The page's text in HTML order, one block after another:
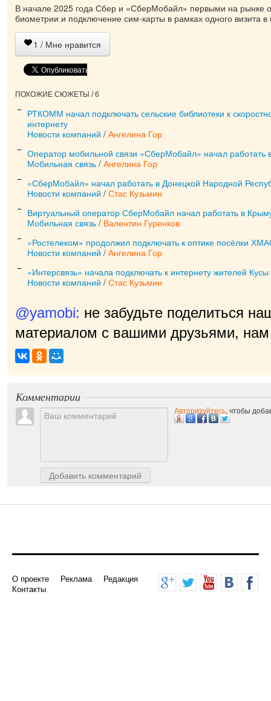
В начале 2025 года Сбер и «СберМобайл» первыми на рынке
биометрии и подключение сим-карты в рамках одного визита в
1 / Мне нравится
ПОХОЖИЕ СЮЖЕТЫ / 6
РТКОММ начал подключать сельские библиотеки к
интернету
Новости компаний / Ангелина Гор
Оператор мобильной связи «СберМобайл» начал работать
Мобильная связь / Ангелина Гор
«СберМобайл» начал работать в Донецкой Народной
Новости компаний / Стас Кузьмин
Виртуальный оператор СберМобайл начал работать в
Мобильная связь / Валентин Гуренков
«Ростелеком» продолжил подключать к оптике посёлки
Новости компаний / Ангелина Гор
«Интерсвязь» начала подключать к интернету жителей Кусы
Новости компаний / Стас Кузьмин
@yamobi: не забудьте поделиться
материалом с вашими друзьями, нам
Комментарии
Добавить комментарий
Авторизуйтесь, чтобы
О проекте Реклама
Редакция
Контакты